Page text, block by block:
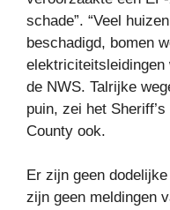
schade”. “Veel
beschadigd, bomen
elektriciteitsleidingen
de NWS. Talrijke
puin, zei het
County ook.
Er zijn geen
zijn geen meldingen